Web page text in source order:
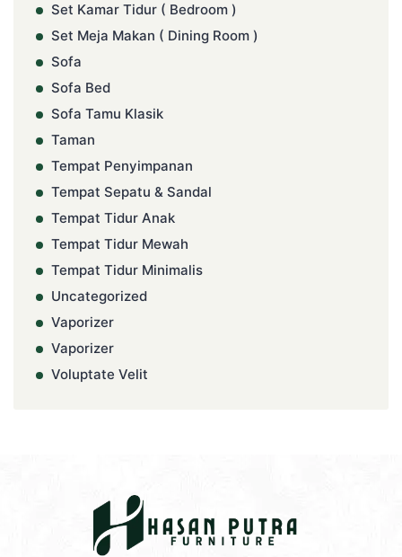
Set Kamar Tidur ( Bedroom )
Set Meja Makan ( Dining Room )
Sofa
Sofa Bed
Sofa Tamu Klasik
Taman
Tempat Penyimpanan
Tempat Sepatu & Sandal
Tempat Tidur Anak
Tempat Tidur Mewah
Tempat Tidur Minimalis
Uncategorized
Vaporizer
Vaporizer
Voluptate Velit